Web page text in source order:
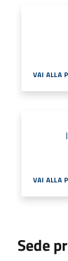
VAI ALLA
VAI ALLA
Sede